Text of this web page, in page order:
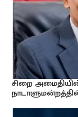
சிறை